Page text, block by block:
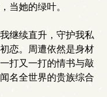
当她的绿叶。
继续直升，守护我私
恋。周遭依然是身材
打又一打的情书与敲
名全世界的贵族综合